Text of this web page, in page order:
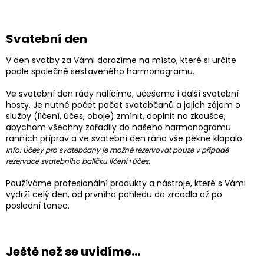
Svatební den
V den svatby za Vámi dorazíme na místo, které si určíte
podle společně sestaveného harmonogramu.
Ve svatební den rády nalíčíme, učešeme i další svatební
hosty. Je nutné počet počet svatebčanů a jejich zájem o
služby (líčení, účes, oboje) zmínit, doplnit na zkoušce,
abychom všechny zařadily do našeho harmonogramu
ranních příprav a ve svatební den ráno vše pěkně klapalo.
Info: Účesy pro svatebčany je možné rezervovat pouze v případě
rezervace svatebního balíčku líčení+účes.
Používáme profesionální produkty a nástroje, které s Vámi
vydrží celý den, od prvního pohledu do zrcadla až po
poslední tanec.
Ještě než se uvidíme…